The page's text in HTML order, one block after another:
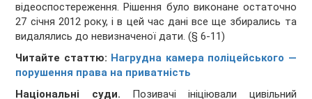
відеоспостереження. Рішення було виконане остаточно
27 січня 2012 року, і в цей час дані все ще збирались та
видалялись до невизначеної дати. (§ 6-11)
Читайте статтю: Нагрудна камера поліцейського —
порушення права на приватність
Національні суди. Позивачі ініціювали цивільний